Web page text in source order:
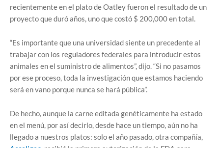
recientemente en el plato de Oatley fueron el resultado de un
proyecto que duró años, uno que costó $ 200,000 en total.
“Es importante que una universidad siente un precedente al
trabajar con los reguladores federales para introducir estos
animales en el suministro de alimentos”, dijo. “Si no pasamos
por ese proceso, toda la investigación que estamos haciendo
será en vano porque nunca se hará pública”.
De hecho, aunque la carne editada genéticamente ha estado
en el menú, por así decirlo, desde hace un tiempo, aún no ha
llegado a nuestros platos: solo el año pasado, otra compañía,